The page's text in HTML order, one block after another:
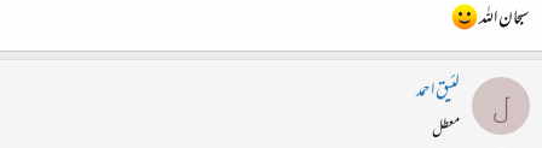
سبحان اللہ
ل لئیق احمد
معطل